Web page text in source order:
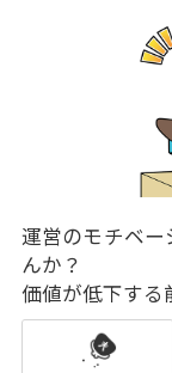
運営のモチベ
んか？
価値が低下する